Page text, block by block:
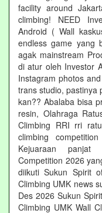
facility around
climbing! NEED
Android ( Wall
endless game yang
agak mainstream
di atur oleh Investor
Instagram photos
trans studio, pastinya
kan?? Abalaba bisa
resin, Olahraga
Climbing RRI rri
climbing
Kejuaraan panjat
Competition 2026
diikuti Sukun Spirit
Climbing UMK news
Des 2026 Sukun
Climbing UMK Wall